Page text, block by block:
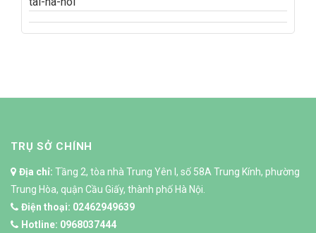
TRỤ SỞ CHÍNH
Địa chỉ: Tầng 2, tòa nhà Trung Yên I, số 58A Trung Kính, phường
Trung Hòa, quận Cầu Giấy, thành phố Hà Nội.
Điện thoại: 02462949639
Hotline: 0968037444